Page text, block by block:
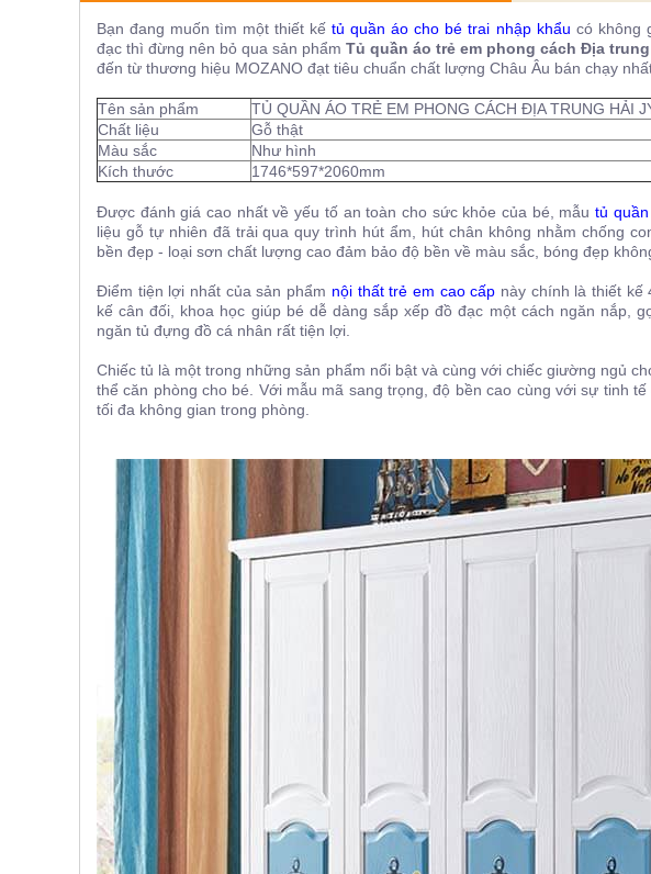
Bạn đang muốn tìm một thiết kếtủ quần áo cho bé trai nhập khẩu có không
đạc thì đừng nên bỏ qua sản phẩm Tủ quần áo trẻ em phong cách Địa trung
đến từ thương hiệu MOZANO đạt tiêu chuẩn chất lượng Châu Âu bán chạy
Tên sản phẩm
TỦ QUẦN ÁO TRẺ EM PHONG CÁCH ĐỊA TRUNG HẢI
Chất liệu
Gỗ thật
Màu sắc
Như hình
Kích thước
1746*597*2060mm
Được đánh giá cao nhất về yếu tố an toàn cho sức khỏe của bé, mẫutủ
liệu gỗ tự nhiên đã trải qua quy trình hút ẩm, hút chân không nhằm chống
bền đẹp - loại sơn chất lượng cao đảm bảo độ bền về màu sắc, bóng đẹp
Điểm tiện lợi nhất của sản phẩm nội thất trẻ em cao cấp này chính là thiết
kế cân đối, khoa học giúp bé dễ dàng sắp xếp đồ đạc một cách ngăn nắp,
ngăn tủ đựng đồ cá nhân rất tiện lợi.
Chiếc tủ là một trong những sản phẩm nổi bật và cùng với chiếc giường ngủ
thể căn phòng cho bé. Với mẫu mã sang trọng, độ bền cao cùng với sự tinh
tối đa không gian trong phòng.